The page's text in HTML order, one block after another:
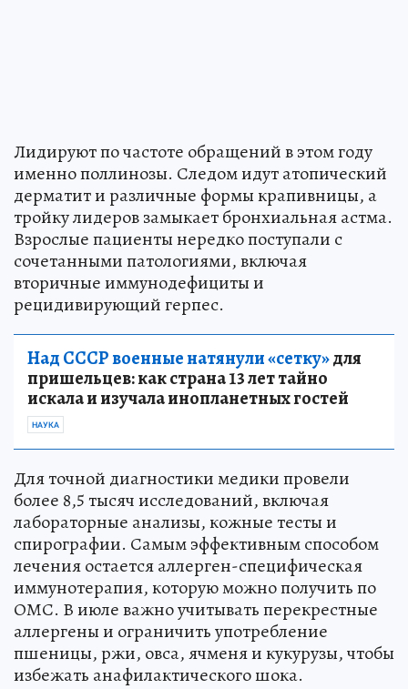
Лидируют по частоте обращений в этом году
именно поллинозы. Следом идут атопический
дерматит и различные формы крапивницы, а
тройку лидеров замыкает бронхиальная астма.
Взрослые пациенты нередко поступали с
сочетанными патологиями, включая
вторичные иммунодефициты и
рецидивирующий герпес.
Над СССР военные натянули «сетку»для
пришельцев: как страна 13 лет тайно
искала и изучала инопланетных гостей
НАУКА
Для точной диагностики медики провели
более 8,5 тысяч исследований, включая
лабораторные анализы, кожные тесты и
спирографии. Самым эффективным способом
лечения остается аллерген-специфическая
иммунотерапия, которую можно получить по
ОМС. В июле важно учитывать перекрестные
аллергены и ограничить употребление
пшеницы, ржи, овса, ячменя и кукурузы, чтобы
избежать анафилактического шока.